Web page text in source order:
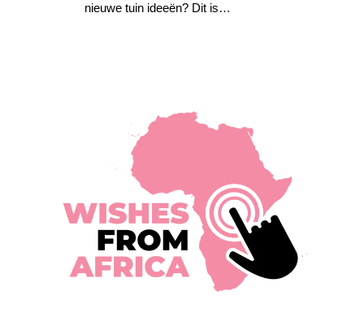
nieuwe tuin ideeën? Dit is…